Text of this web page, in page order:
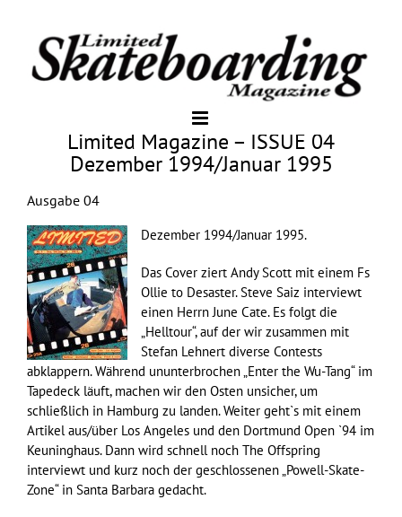
Limited Magazine – ISSUE 04
Dezember 1994/Januar 1995
Ausgabe 04
Dezember 1994/Januar 1995.
Das Cover ziert Andy Scott mit einem Fs
Ollie to Desaster. Steve Saiz interviewt
einen Herrn June Cate. Es folgt die
„Helltour“, auf der wir zusammen mit
Stefan Lehnert diverse Contests
abklappern. Während ununterbrochen „Enter the Wu-Tang“ im
Tapedeck läuft, machen wir den Osten unsicher, um
schließlich in Hamburg zu landen. Weiter geht`s mit einem
Artikel aus/über Los Angeles und den Dortmund Open `94 im
Keuninghaus. Dann wird schnell noch The Offspring
interviewt und kurz noch der geschlossenen „Powell-Skate-
Zone“ in Santa Barbara gedacht.